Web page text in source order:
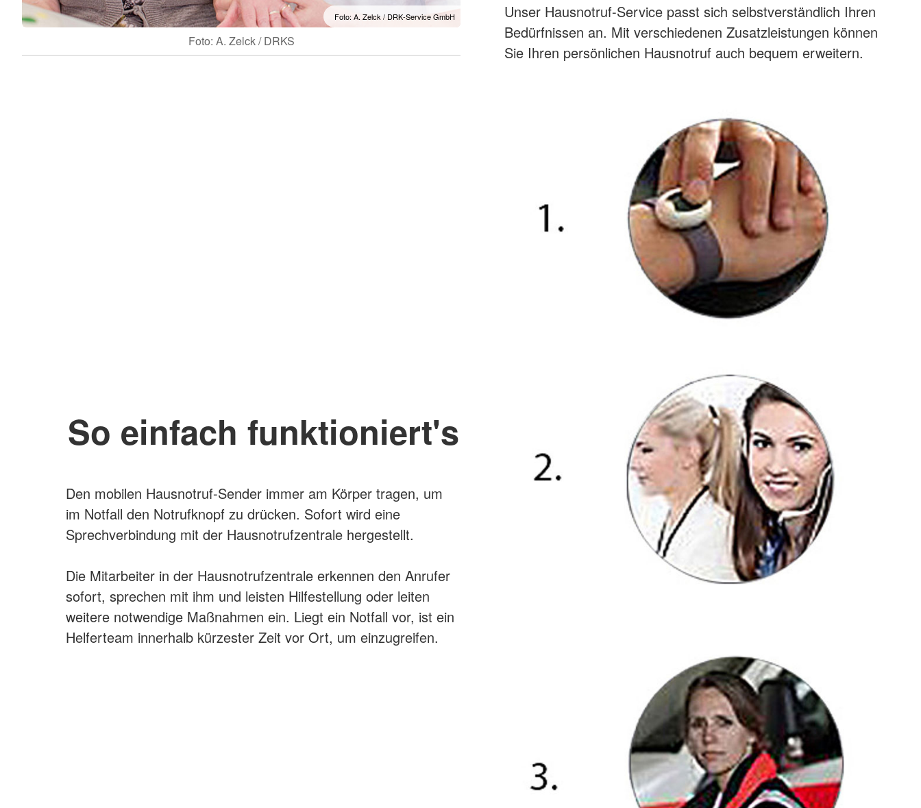
Foto: A. Zelck / DRK-Service GmbH
Foto: A. Zelck / DRKS
Unser Hausnotruf-Service passt sich selbstverständlich Ihren
Bedürfnissen an. Mit verschiedenen Zusatzleistungen können
Sie Ihren persönlichen Hausnotruf auch bequem erweitern.
So einfach funktioniert's
Den mobilen Hausnotruf-Sender immer am Körper tragen, um
im Notfall den Notrufknopf zu drücken. Sofort wird eine
Sprechverbindung mit der Hausnotrufzentrale hergestellt.
Die Mitarbeiter in der Hausnotrufzentrale erkennen den Anrufer
sofort, sprechen mit ihm und leisten Hilfestellung oder leiten
weitere notwendige Maßnahmen ein. Liegt ein Notfall vor, ist ein
Helferteam innerhalb kürzester Zeit vor Ort, um einzugreifen.